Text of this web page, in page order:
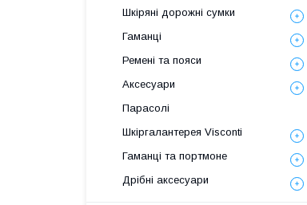
Шкіряні дорожні сумки
Гаманці
Ремені та пояси
Аксесуари
Парасолі
Шкіргалантерея Visconti
Гаманці та портмоне
Дрібні аксесуари